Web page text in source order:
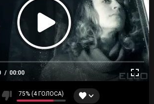
00:00
75% (4 ГОЛОСА)